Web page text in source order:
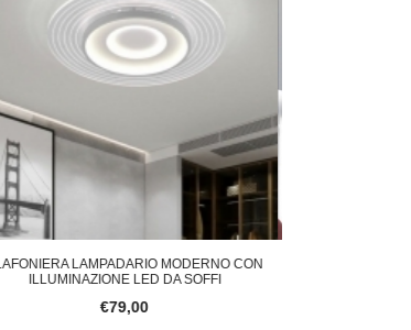
PLAFONIERA A LED LAMPADA DA SOFFITTO
STILE MODERNO LUCE DIMM
€89,00